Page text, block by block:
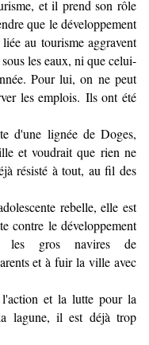
et il prend son rôle
que le développement
au tourisme aggravent
les eaux, ni que celui-
Pour lui, on ne peut
les emplois. Ils ont été
d'une lignée de Doges,
et voudrait que rien ne
résisté à tout, au fil des
rebelle, elle est
contre le développement
les gros navires de
et à fuir la ville avec
l'action et la lutte pour la
lagune, il est déjà trop